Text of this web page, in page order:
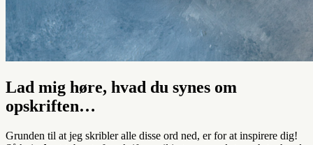
Lad mig høre, hvad du synes om
opskriften…
Grunden til at jeg skribler alle disse ord ned, er for at inspirere dig!